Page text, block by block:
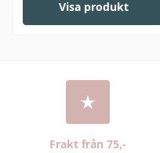
Visa produkt
Frakt från 75,-